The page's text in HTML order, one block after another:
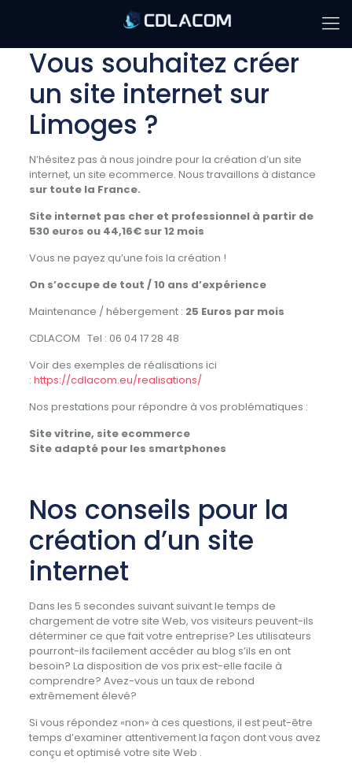
Vous souhaitez créer
un site internet sur
Limoges ?
N’hésitez pas à nous joindre pour la création d’un site
internet, un site ecommerce. Nous travaillons à distance
sur toute la France.
Site internet pas cher et professionnel à partir de
530 euros ou 44,16€ sur 12 mois
Vous ne payez qu’une fois la création !
On s’occupe de tout /10 ans d’expérience
Maintenance / hébergement : 25 Euros par mois
CDLACOM Tel : 06 04 17 28 48
Voir des exemples de réalisations ici
: https://cdlacom.eu/realisations/
Nos prestations pour répondre à vos problématiques :
Site vitrine, site ecommerce
Site adapté pour les smartphones
Nos conseils pour la
création d’un site
internet
Dans les 5 secondes suivant suivant le temps de
chargement de votre site Web, vos visiteurs peuvent-ils
déterminer ce que fait votre entreprise? Les utilisateurs
pourront-ils facilement accéder au blog s’ils en ont
besoin? La disposition de vos prix est-elle facile à
comprendre? Avez-vous un taux de rebond
extrêmement élevé?
Si vous répondez «non» à ces questions, il est peut-être
temps d’examiner attentivement la façon dont vous avez
conçu et optimisé votre site Web .